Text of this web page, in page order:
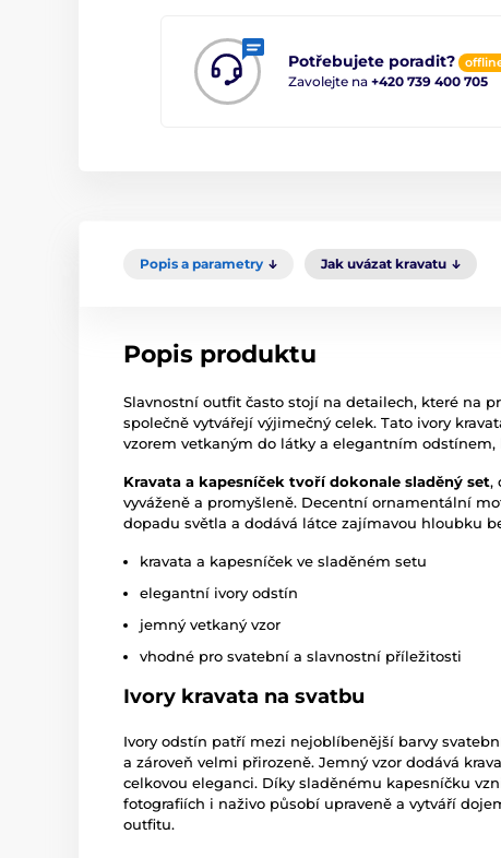
Potřebujete poradit?
Zavolejte na +420 739 400 705
Popis a parametry Jak uvázat kravatu
Popis produktu
Slavnostní outfit často stojí na detailech, které na
společně vytvářejí výjimečný celek. Tato ivory
vzorem vetkaným do látky a elegantním odstínem,
Kravata a kapesníček tvoří dokonale sladěný set,
vyváženě a promyšleně. Decentní ornamentální
dopadu světla a dodává látce zajímavou hloubku
kravata a kapesníček ve sladěném setu
elegantní ivory odstín
jemný vetkaný vzor
vhodné pro svatební a slavnostní příležitosti
Ivory kravata na svatbu
Ivory odstín patří mezi nejoblíbenější barvy
a zároveň velmi přirozeně. Jemný vzor dodává
celkovou eleganci. Díky sladěnému kapesníčku
fotografiích i naživo působí upraveně a vytváří
outfitu.